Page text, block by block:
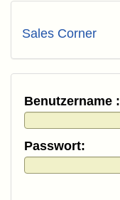
Sales Corner
Benutzername :
Passwort: